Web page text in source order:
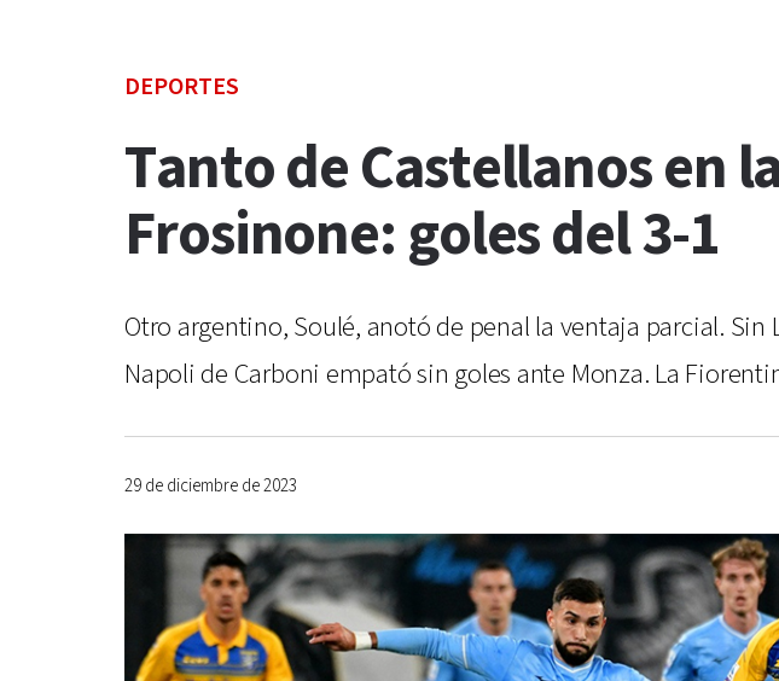
DEPORTES
Tanto de Castellanos en
Frosinone: goles del 3-1
Otro argentino, Soulé, anotó de penal la ventaja parcial.
Napoli de Carboni empató sin goles ante Monza. La
29 de diciembre de 2023